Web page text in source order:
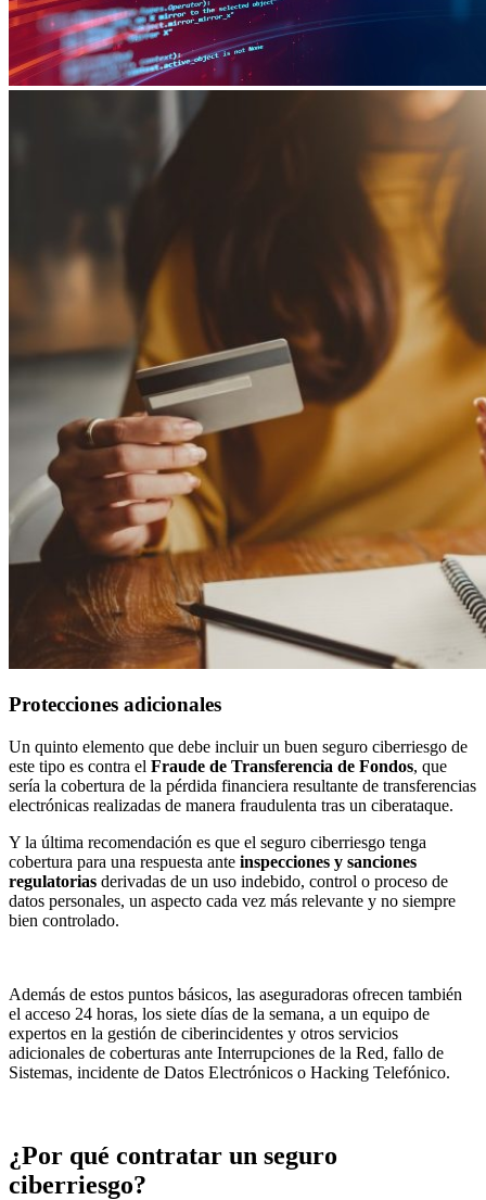
Protecciones adicionales
Un quinto elemento que debe incluir un buen seguro ciberriesgo de
este tipo es contra el Fraude de Transferencia de Fondos, que
sería la cobertura de la pérdida financiera resultante de transferencias
electrónicas realizadas de manera fraudulenta tras un ciberataque.
Y la última recomendación es que el seguro ciberriesgo tenga
cobertura para una respuesta ante inspecciones y sanciones
regulatorias derivadas de un uso indebido, control o proceso de
datos personales, un aspecto cada vez más relevante y no siempre
bien controlado.
Además de estos puntos básicos, las aseguradoras ofrecen también
el acceso 24 horas, los siete días de la semana, a un equipo de
expertos en la gestión de ciberincidentes y otros servicios
adicionales de coberturas ante Interrupciones de la Red, fallo de
Sistemas, incidente de Datos Electrónicos o Hacking Telefónico.
¿Por qué contratar un seguro
ciberriesgo?